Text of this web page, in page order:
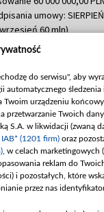
umowy:
60 mln)
635 783 051,21 PLN
100 mln,
265 mln)
48 862 000,00
umowy:
60,548 mln)
900 000 000,00
umowy: LUTY
do serwisu", aby
automatycznego śledzenia
Twoim urządzeniu
przetwarzanie Twoich
S.A. w likwidacji (zwaną
(1201 firm) oraz
, w celach marketingowych
reklam do
i pozostałych, które
przez nas